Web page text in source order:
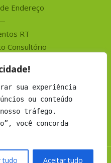
sua experiência
ou conteúdo
tráfego.
você concorda
tudo Aceitar tudo
Endereço
RT
Consultório
CRMV-MS
os direitos Reservados.